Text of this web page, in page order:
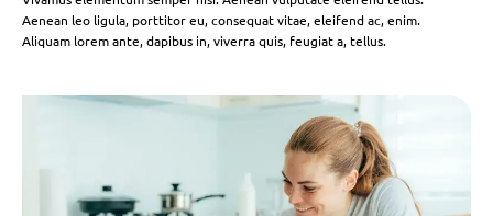
Aenean leo ligula, porttitor eu, consequat vitae, eleifend ac, enim.
Aliquam lorem ante, dapibus in, viverra quis, feugiat a, tellus.